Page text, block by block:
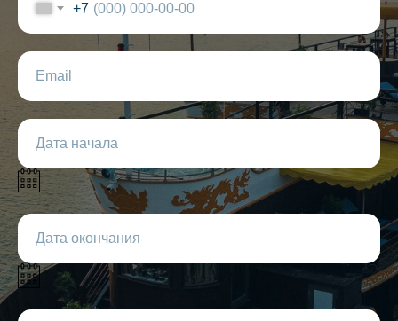
+7